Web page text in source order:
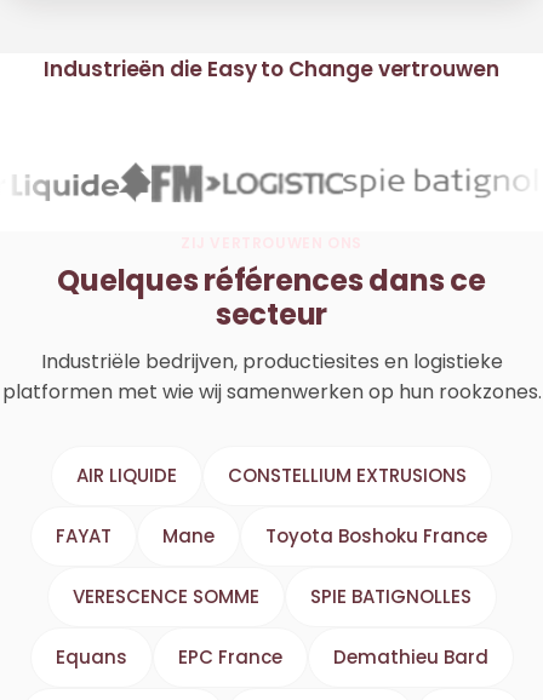
Industrieën die Easy to Change vertrouwen
Quelques références dans ce
secteur
Industriële bedrijven, productiesites en logistieke
platformen met wie wij samenwerken op hun rookzones.
AIR LIQUIDE CONSTELLIUM EXTRUSIONS
FAYAT Mane Toyota Boshoku France
VERESCENCE SOMME SPIE BATIGNOLLES
Equans EPC France Demathieu Bard